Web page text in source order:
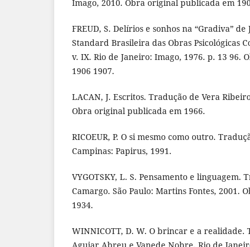
Imago, 2010. Obra original publicada em
FREUD, S. Delírios e sonhos na “Gradiva” de
Standard Brasileira das Obras Psicológicas
v. IX. Rio de Janeiro: Imago, 1976. p. 13 96.
1906 1907.
LACAN, J. Escritos. Tradução de Vera
Obra original publicada em 1966.
RICOEUR, P. O si mesmo como outro.
Campinas: Papirus, 1991.
VYGOTSKY, L. S. Pensamento e linguagem.
Camargo. São Paulo: Martins Fontes, 2001.
1934.
WINNICOTT, D. W. O brincar e a realidade.